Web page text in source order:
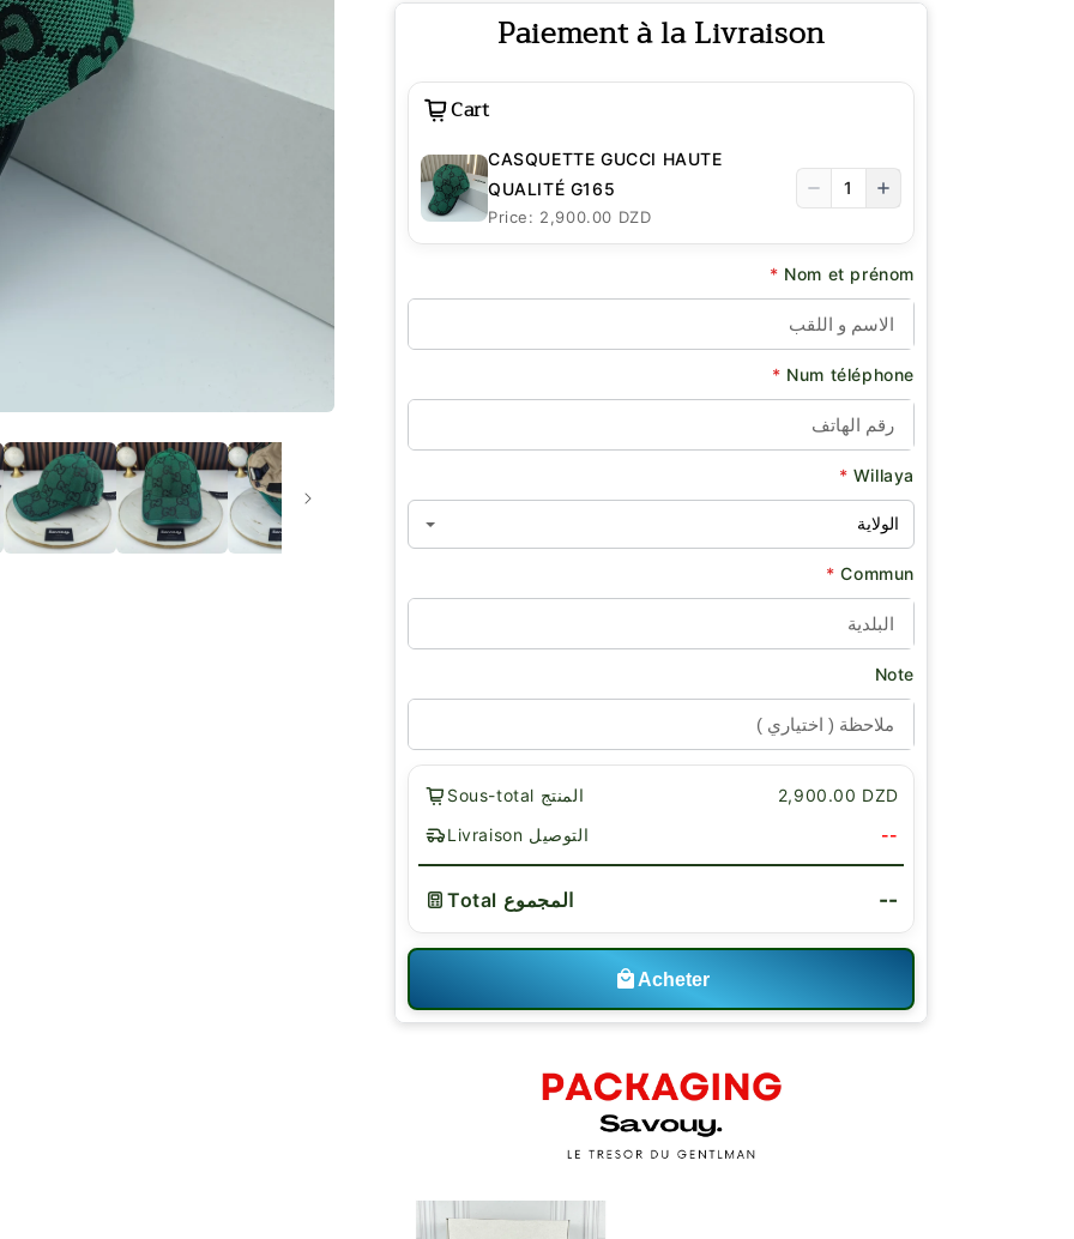
Paiement à la Livraison
Cart
CASQUETTE GUCCI HAUTE
QUALITÉ G165
Price: 2,900.00 DZD
1
Nom et prénom
*
Num téléphone
*
Willaya
*
Commun
*
Note
Sous-total المنتج
2,900.00 DZD
Livraison التوصيل
--
Total المجموع --
Acheter